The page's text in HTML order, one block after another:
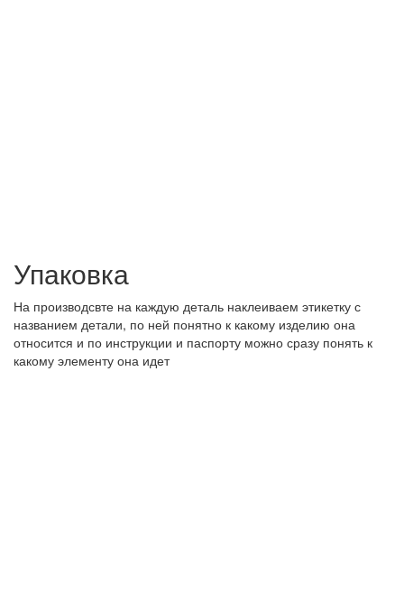
Упаковка
На производсвте на каждую деталь наклеиваем этикетку с
названием детали, по ней понятно к какому изделию она
относится и по инструкции и паспорту можно сразу понять к
какому элементу она идет